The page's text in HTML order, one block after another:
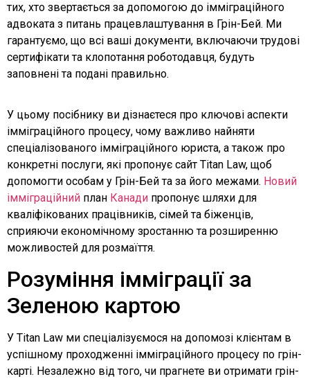
тих, хто звертається за допомогою до імміграційного
адвоката з питань працевлаштування в Грін-Бей. Ми
гарантуємо, що всі ваші документи, включаючи трудові
сертифікати та клопотання роботодавця, будуть
заповнені та подані правильно.
У цьому посібнику ви дізнаєтеся про ключові аспекти
імміграційного процесу, чому важливо найняти
спеціалізованого імміграційного юриста, а також про
конкретні послуги, які пропонує сайт Titan Law, щоб
допомогти особам у Грін-Бей та за його межами. Новий
імміграційний план Канади пропонує шляхи для
кваліфікованих працівників, сімей та біженців,
сприяючи економічному зростанню та розширенню
можливостей для розмаїття.
Розуміння імміграції за
Зеленою картою
У Titan Law ми спеціалізуємося на допомозі клієнтам в
успішному проходженні імміграційного процесу по грін-
карті. Незалежно від того, чи прагнете ви отримати грін-